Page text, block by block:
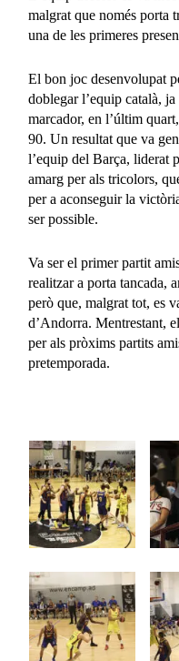
malgrat que només porta
una de les primeres
El bon joc desenvolupat
doblegar l’equip català,
marcador, en l’últim
90. Un resultat que va
l’equip del Barça, liderat
amarg per als tricolors,
per a aconseguir la
ser possible.
Va ser el primer partit
realitzar a porta tancada,
però que, malgrat tot, es
d’Andorra. Mentrestant,
per als pròxims partits
pretemporada.